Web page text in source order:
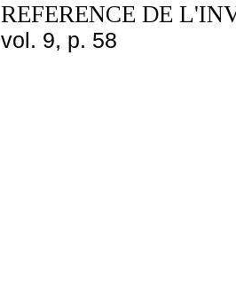
REFERENCE DE
vol. 9, p. 58